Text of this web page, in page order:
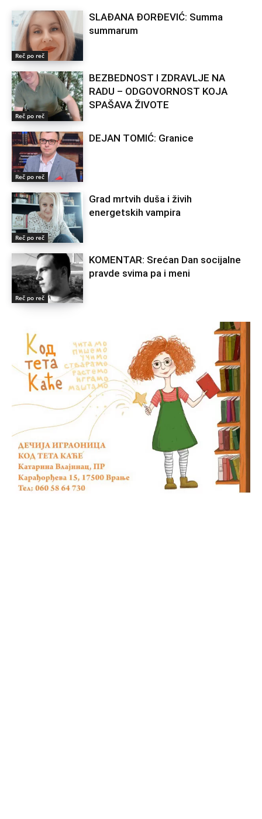
Reč po reč
SLAĐANA ĐORĐEVIĆ: Summa
summarum
Reč po reč
BEZBEDNOST I ZDRAVLJE NA
RADU – ODGOVORNOST KOJA
SPAŠAVA ŽIVOTE
Reč po reč
DEJAN TOMIĆ: Granice
Reč po reč
Grad mrtvih duša i živih
energetskih vampira
Reč po reč
KOMENTAR: Srećan Dan socijalne
pravde svima pa i meni